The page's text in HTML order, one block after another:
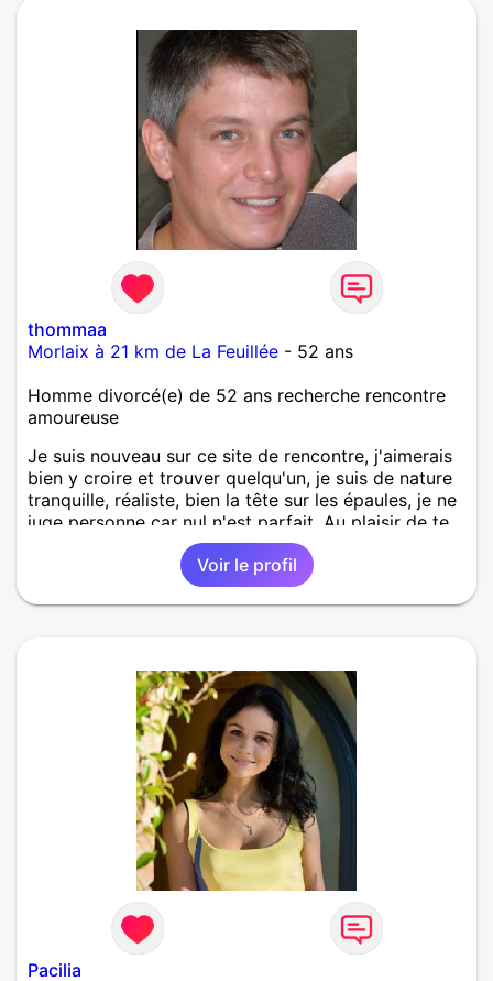
thommaa
Morlaix à 21 km de La Feuillée - 52 ans
Homme divorcé(e) de 52 ans recherche rencontre
amoureuse
Je suis nouveau sur ce site de rencontre, j'aimerais
bien y croire et trouver quelqu'un, je suis de nature
tranquille, réaliste, bien la tête sur les épaules, je ne
juge personne car nul n'est parfait. Au plaisir de te
Voir le profil
Pacilia